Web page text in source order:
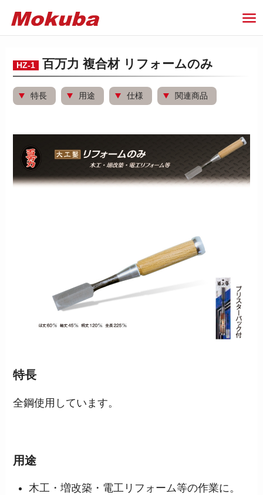
HZ-1 百万力 複合材 リフォームのみ
特長 用途 仕様 関連商品
特長
全鋼使用しています。
用途
木工・増改築・電工リフォーム等の作業に。